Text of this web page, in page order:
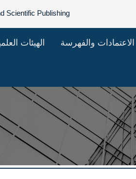
Scientific Publishing
الاعتمادات والفهرسة الهيئات